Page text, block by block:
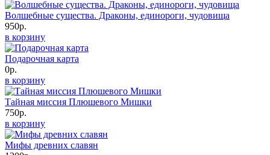
Волшебные существа. Драконы, единороги, чудовища
950р.
в корзину
Подарочная карта
0р.
в корзину
Тайная миссия Плюшевого Мишки
750р.
в корзину
Мифы древних славян